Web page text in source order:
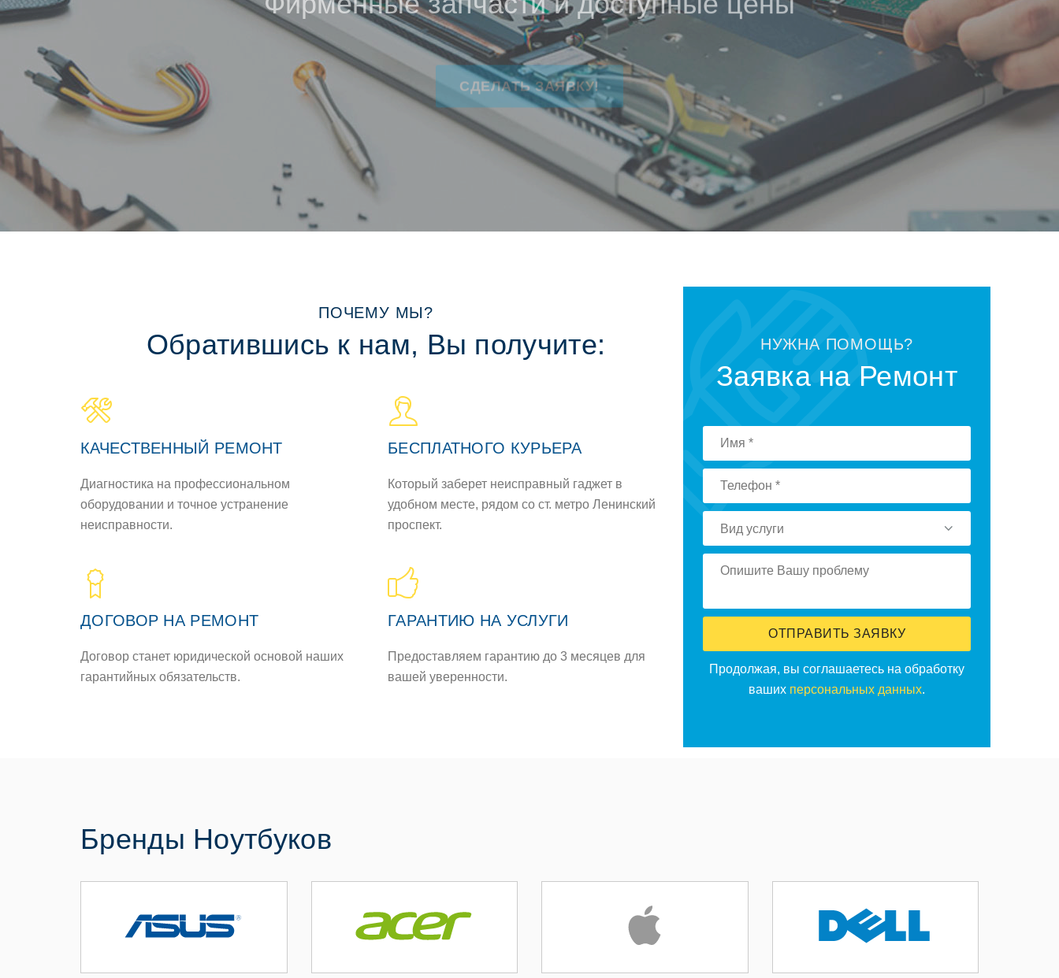
СДЕЛАТЬ ЗАЯВКУ!
ПОЧЕМУ МЫ?
Обратившись к нам, Вы получите:
КАЧЕСТВЕННЫЙ РЕМОНТ
Диагностика на профессиональном
оборудовании и точное устранение
неисправности.
БЕСПЛАТНОГО КУРЬЕРА
Который заберет неисправный гаджет в
удобном месте, рядом со ст. метро Ленинский
проспект.
ДОГОВОР НА РЕМОНТ
Договор станет юридической основой наших
гарантийных обязательств.
ГАРАНТИЮ НА УСЛУГИ
Предоставляем гарантию до 3 месяцев для
вашей уверенности.
НУЖНА ПОМОЩЬ?
Заявка на Ремонт
Вид услуги
ОТПРАВИТЬ ЗАЯВКУ
Продолжая, вы соглашаетесь на обработку
ваших персональных данных.
Бренды Ноутбуков